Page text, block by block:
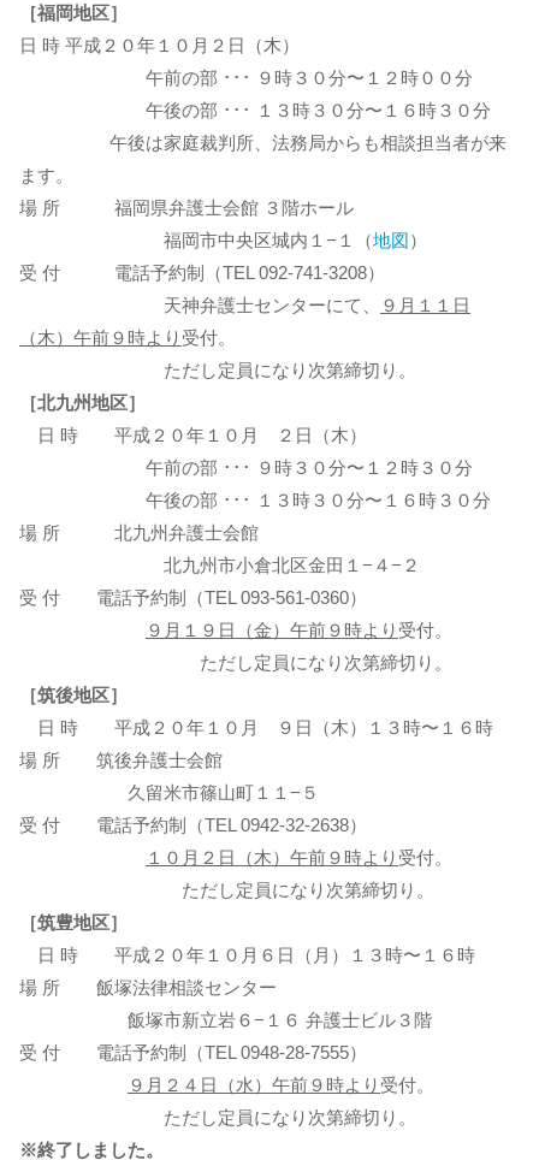
［福岡地区］
日 時 平成２０年１０月２日（木）
午前の部 ･･･ ９時３０分〜１２時００分
午後の部 ･･･ １３時３０分〜１６時３０分
午後は家庭裁判所、法務局からも相談担当者が来
ます。
場 所 福岡県弁護士会館 ３階ホール
福岡市中央区城内１−１（地図）
受 付 電話予約制（TEL 092-741-3208）
天神弁護士センターにて、
９月１１日
（木）午前９時より 受付。
ただし定員になり次第締切り。
［北九州地区］
日 時 平成２０年１０月 ２日（木）
午前の部 ･･･ ９時３０分〜１２時３０分
午後の部 ･･･ １３時３０分〜１６時３０分
場 所 北九州弁護士会館
北九州市小倉北区金田１−４−２
受 付 電話予約制（TEL 093-561-0360）
９月１９日（金）午前９時より 受付。
ただし定員になり次第締切り。
［筑後地区］
日 時 平成２０年１０月 ９日（木）１３時〜１６時
場 所 筑後弁護士会館
久留米市篠山町１１−５
受 付 電話予約制（TEL 0942-32-2638）
１０月２日（木）午前９時より 受付。
ただし定員になり次第締切り。
［筑豊地区］
日 時 平成２０年１０月６日（月）１３時〜１６時
場 所 飯塚法律相談センター
飯塚市新立岩６−１６ 弁護士ビル３階
受 付 電話予約制（TEL 0948-28-7555）
９月２４日（水）午前９時より 受付。
ただし定員になり次第締切り。
※終了しました。